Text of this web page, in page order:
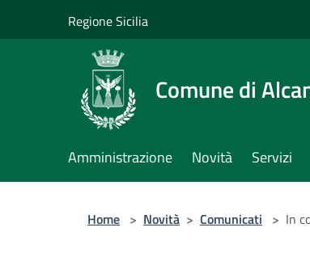
Regione Sicilia
Comune di
Amministrazione Novità Servizi
Home > Novità > Comunicati > In